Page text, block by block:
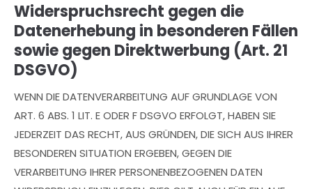
Widerspruchsrecht gegen die
Datenerhebung in besonderen Fällen
sowie gegen Direktwerbung (Art. 21
DSGVO)
WENN DIE DATENVERARBEITUNG AUF GRUNDLAGE VON
ART. 6 ABS. 1 LIT. E ODER F DSGVO ERFOLGT, HABEN SIE
JEDERZEIT DAS RECHT, AUS GRÜNDEN, DIE SICH AUS IHRER
BESONDEREN SITUATION ERGEBEN, GEGEN DIE
VERARBEITUNG IHRER PERSONENBEZOGENEN DATEN